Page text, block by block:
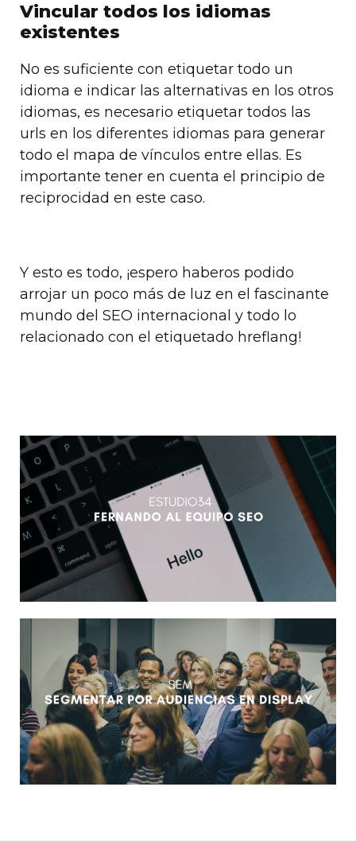
Vincular todos los idiomas
existentes
No es suficiente con etiquetar todo un
idioma e indicar las alternativas en los otros
idiomas, es necesario etiquetar todos las
urls en los diferentes idiomas para generar
todo el mapa de vínculos entre ellas. Es
importante tener en cuenta el principio de
reciprocidad en este caso.
Y esto es todo, ¡espero haberos podido
arrojar un poco más de luz en el fascinante
mundo del SEO internacional y todo lo
relacionado con el etiquetado hreflang!